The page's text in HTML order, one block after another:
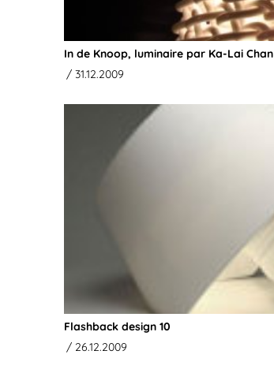
In de Knoop, luminaire par Ka-Lai Chan
/ 31.12.2009
Flashback design 10
/ 26.12.2009